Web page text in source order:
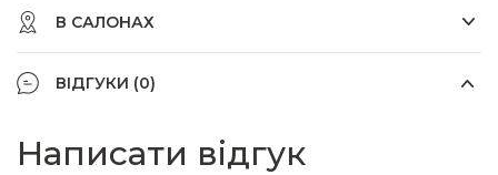
В САЛОНАХ
ВІДГУКИ (0)
Написати відгук